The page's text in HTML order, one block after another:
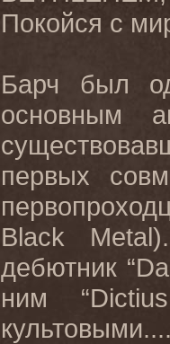
Покойся с
Барч был
основным
первых
Black
дебютник
ним